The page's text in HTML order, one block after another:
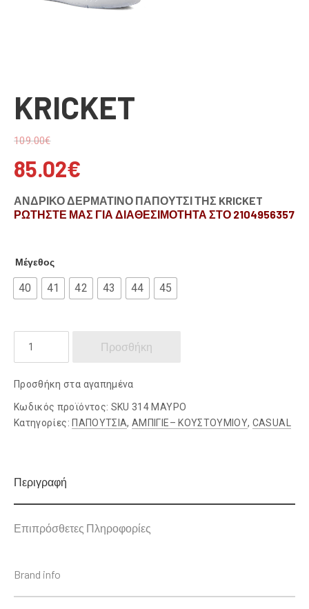
KRICKET
109.00€
85.02€
ΑΝΔΡΙΚΟ ΔΕΡΜΑΤΙΝΟ ΠΑΠΟΥΤΣΙ ΤΗΣ KRICKET
ΡΩΤΗΣΤΕ ΜΑΣ ΓΙΑ ΔΙΑΘΕΣΙΜΟΤΗΤΑ ΣΤΟ 2104956357
Μέγεθος
40 41 42 43 44 45
ποσότητα
Προσθήκη
Προσθήκη στα αγαπημένα
Κωδικός προϊόντος: SKU 314 ΜΑΥΡΟ
Κατηγορίες: ΠΑΠΟΥΤΣΙΑ,ΑΜΠΙΓΙΕ– ΚΟΥΣΤΟΥΜΙΟΥ, CASUAL
Περιγραφή
Επιπρόσθετες Πληροφορίες
Brand info